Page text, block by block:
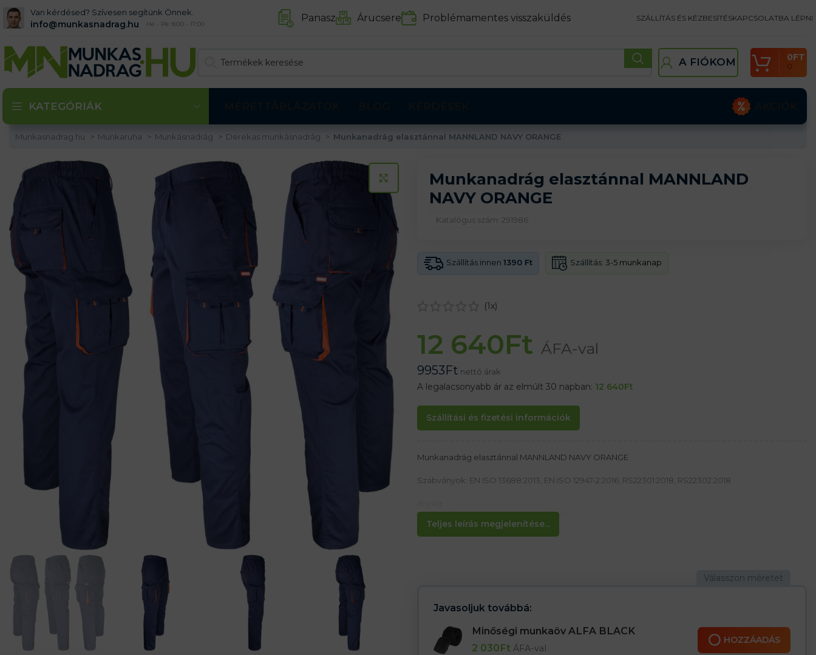
Van kérdésed? Szívesen segítünk Önnek.
info@munkasnadrag.hu Hé - Pé: 8:00 - 17:00 Panasz Árucsere Problémamentes visszaküldés SZÁLLÍTÁS ÉS KÉZBESÍTÉSKAPCSOLATBA LÉPNI
A FIÓKOM 0
0FT
KATEGÓRIÁK
Munkasnadrag.hu Munkaruha Munkásnadrág Derekas munkásnadrág Munkanadrág elasztánnal MANNLAND NAVY ORANGE
KATTINTS A KINAGYÍTÁSHOZ
Munkanadrág elasztánnal MANNLAND
NAVY ORANGE
Katalógus szám: 291986
Szállítás innen 1390 Ft Szállítás: 3-5 munkanap
(1x)
12 640Ft ÁFA-val
9953Ft nettó árak
A legalacsonyabb ár az elmúlt 30 napban: 12 640Ft
Szállítási és fizetési információk
Teljes leírás megjelenítése...
Munkanadrág elasztánnal MANNLAND NAVY ORANGE
Szabványok: EN ISO 13688:2013, EN ISO 12947-2:2016, RS22301:2018, RS22302:2018
62% poliészter, 35% pamut, 3% elasztán 240g/m2
Jellemzők:
– Elasztikus szalag hátul a jobb illeszkedésért, növeli a mozgás szabadságát
– Két hátsó zseb tépőzárral és két oldalzseb
– Két lábzseb száraz cipzárhoz
– Dupla anyag hátul, mely növeli a nadrág kopásállóságát
Javasoljuk továbbá:
Minőségi munkaöv ALFA BLACK
2 030Ft ÁFA-val
HOZZÁADÁS